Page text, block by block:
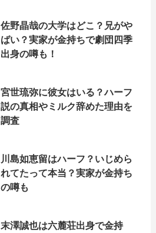
佐野晶哉の大学はどこ？兄がや
ばい？実家が金持ちで劇団四季
出身の噂も！
宮世琉弥に彼女はいる？ハーフ
説の真相やミルク辞めた理由を
調査
川島如恵留はハーフ？いじめら
れてたって本当？実家が金持ち
の噂も
末澤誠也は六麓荘出身で金持